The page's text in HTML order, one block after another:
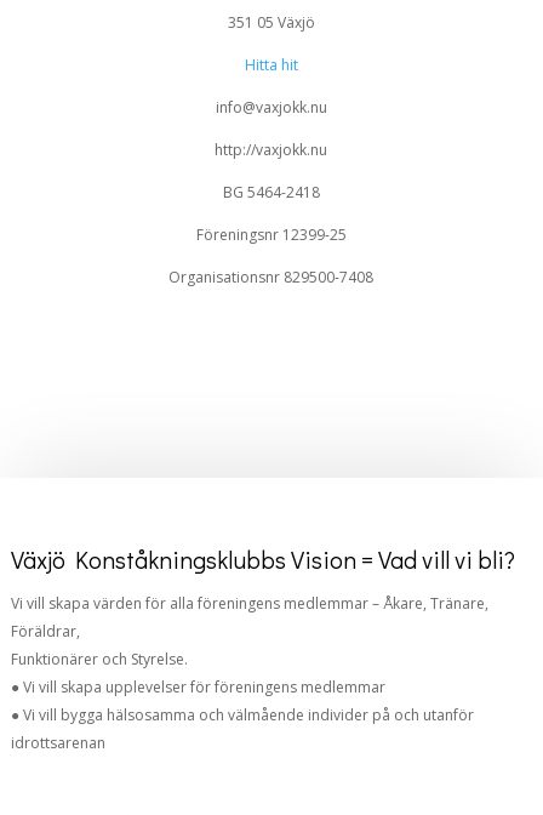
351 05 Växjö
Hitta hit
info@vaxjokk.nu
http://vaxjokk.nu
BG 5464-2418
Föreningsnr 12399-25
Organisationsnr 829500-7408
Växjö Konståkningsklubbs Vision = Vad vill vi bli?
Vi vill skapa värden för alla föreningens medlemmar – Åkare, Tränare,
Föräldrar,
Funktionärer och Styrelse.
● Vi vill skapa upplevelser för föreningens medlemmar
● Vi vill bygga hälsosamma och välmående individer på och utanför
idrottsarenan